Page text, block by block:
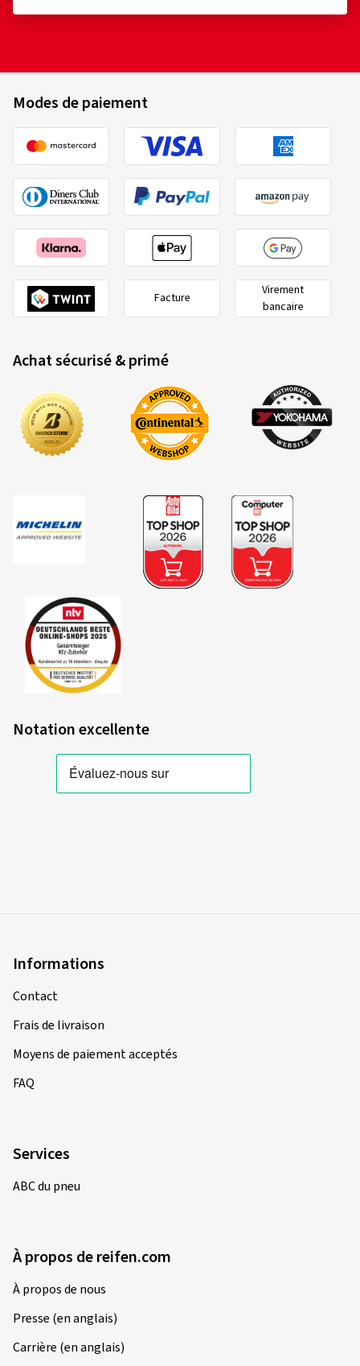
Modes de paiement
Facture
Virement
bancaire
Achat sécurisé & primé
Notation excellente
Informations
Contact
Frais de livraison
Moyens de paiement acceptés
FAQ
Services
ABC du pneu
À propos de reifen.com
À propos de nous
Presse (en anglais)
Carrière (en anglais)